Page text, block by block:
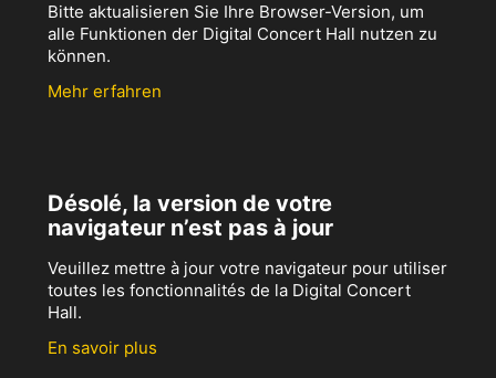
Bitte aktualisieren Sie Ihre Browser-Version, um
alle Funktionen der Digital Concert Hall nutzen zu
können.
Mehr erfahren
Désolé, la version de votre
navigateur n’est pas à jour
Veuillez mettre à jour votre navigateur pour utiliser
toutes les fonctionnalités de la Digital Concert
Hall.
En savoir plus